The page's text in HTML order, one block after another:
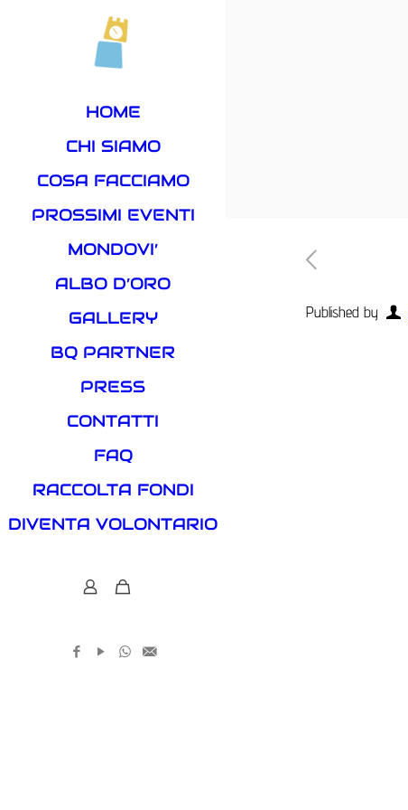
HOME
CHI SIAMO
COSA FACCIAMO
PROSSIMI EVENTI
MONDOVI’
ALBO D’ORO
GALLERY
BQ PARTNER
PRESS
CONTATTI
FAQ
RACCOLTA FONDI
DIVENTA VOLONTARIO
Published by